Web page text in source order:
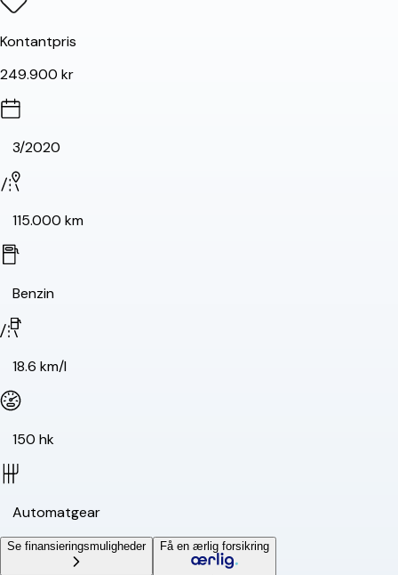
Kontantpris
249.900 kr
3/2020
115.000 km
Benzin
18.6 km/l
150 hk
Automatgear
Se finansieringsmuligheder Få en ærlig forsikring